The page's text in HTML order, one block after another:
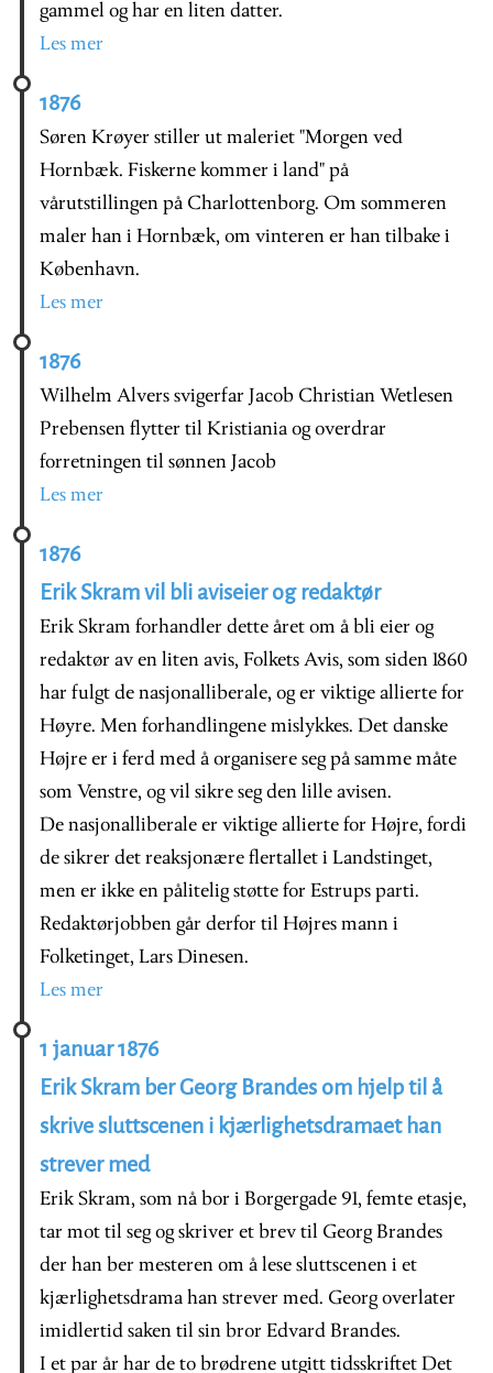
gammel og har en liten datter.
Les mer
1876
Søren Krøyer stiller ut maleriet "Morgen ved
Hornbæk. Fiskerne kommer i land" på
vårutstillingen på Charlottenborg. Om sommeren
maler han i Hornbæk, om vinteren er han tilbake i
København.
Les mer
1876
Wilhelm Alvers svigerfar Jacob Christian Wetlesen
Prebensen flytter til Kristiania og overdrar
forretningen til sønnen Jacob
Les mer
1876
Erik Skram vil bli aviseier og redaktør
Erik Skram forhandler dette året om å bli eier og
redaktør av en liten avis, Folkets Avis, som siden 1860
har fulgt de nasjonalliberale, og er viktige allierte for
Høyre. Men forhandlingene mislykkes. Det danske
Højre er i ferd med å organisere seg på samme måte
som Venstre, og vil sikre seg den lille avisen.
De nasjonalliberale er viktige allierte for Højre, fordi
de sikrer det reaksjonære flertallet i Landstinget,
men er ikke en pålitelig støtte for Estrups parti.
Redaktørjobben går derfor til Højres mann i
Folketinget, Lars Dinesen.
Les mer
1 januar 1876
Erik Skram ber Georg Brandes om hjelp til å
skrive sluttscenen i kjærlighetsdramaet han
strever med
Erik Skram, som nå bor i Borgergade 91, femte etasje,
tar mot til seg og skriver et brev til Georg Brandes
der han ber mesteren om å lese sluttscenen i et
kjærlighetsdrama han strever med. Georg overlater
imidlertid saken til sin bror Edvard Brandes.
I et par år har de to brødrene utgitt tidsskriftet Det